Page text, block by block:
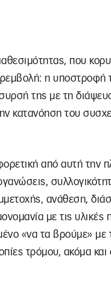
που
η υποστροφή
της με τη
κατανόηση του
από αυτή την
ανάθεση,
με τις
«να τα βρούμε» με
τρόμου, ακόμα και